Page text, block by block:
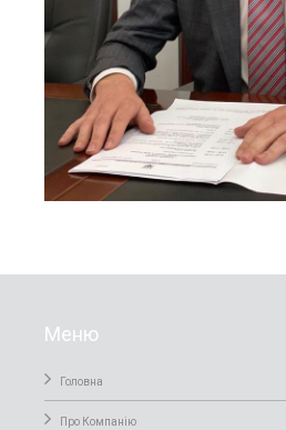
Меню
Головна
Про Компанiю